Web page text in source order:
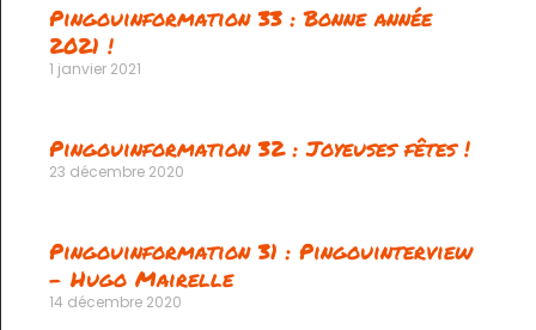
Pingouinformation 33 : Bonne année
2021 !
1 janvier 2021
Pingouinformation 32 : Joyeuses fêtes !
23 décembre 2020
Pingouinformation 31 : Pingouinterview
– Hugo Mairelle
14 décembre 2020